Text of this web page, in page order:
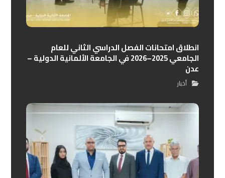
انطلاق امتحانات الفصل الدراسي الثاني للعام
الجامعي 2025–2026 في الجامعة الألمانية الدولية –
عدن
أخبار